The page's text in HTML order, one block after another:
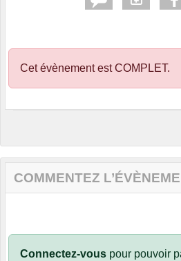
Cet évènement estCOMPLET.
COMMENTEZ
Connectez-vous pour pouvoir